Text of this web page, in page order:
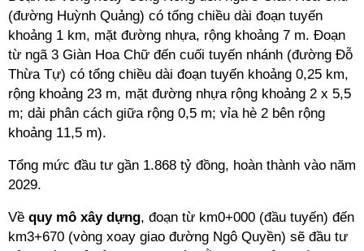
(đường Huỳnh Quảng) có tổng chiều dài đoạn tuyến
khoảng 1 km, mặt đường nhựa, rộng khoảng 7 m. Đoạn
từ ngã 3 Giàn Hoa Chữ đến cuối tuyến nhánh (đường Đỗ
Thừa Tự) có tổng chiều dài đoạn tuyến khoảng 0,25 km,
rộng khoảng 23 m, mặt đường nhựa rộng khoảng 2 x 5,5
m; dải phân cách giữa rộng 0,5 m; vỉa hè 2 bên rộng
khoảng 11,5 m).
Tổng mức đầu tư gần 1.868 tỷ đồng, hoàn thành vào năm
2029.
Về quy mô xây dựng, đoạn từ km0+000 (đầu tuyến) đến
km3+670 (vòng xoay giao đường Ngô Quyền) sẽ đầu tư